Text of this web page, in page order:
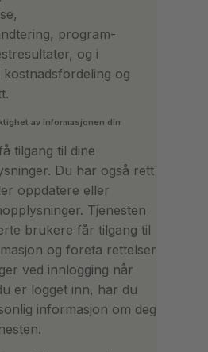
program-
og i
og
av informasjonen din
tilgang til dine
Du har også rett
oppdatere eller
Tjenesten
brukere får tilgang til
og foreta rettelser
ved innlogging når
er logget inn, har du
informasjon om deg